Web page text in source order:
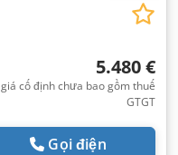
5.480 €
giá cố định chưa bao gồm thuế
GTGT
Gọi điện